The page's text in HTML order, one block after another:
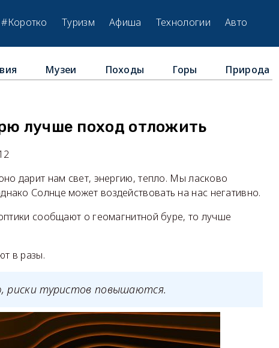
#Коротко Туризм Афиша Технологии Авто
Музеи Походы Горы Природа
лучше поход отложить
дарит нам свет, энергию, тепло. Мы ласково
Солнце может воздействовать на нас негативно.
сообщают о геомагнитной буре, то лучше
в разы.
туристов повышаются.